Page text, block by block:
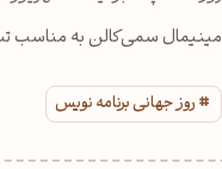
مینیمال سمی‌کالن به مناسب
روز جهانی برنامه نویس